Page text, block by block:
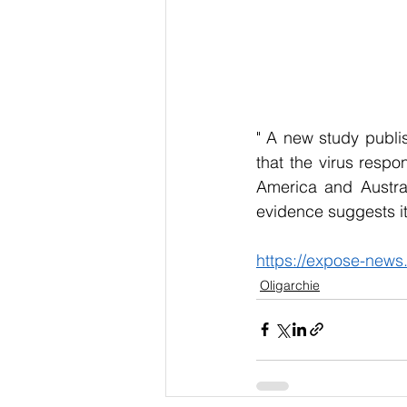
" A new study
that the virus
America and
evidence suggests
https://expose-
Oligarchie